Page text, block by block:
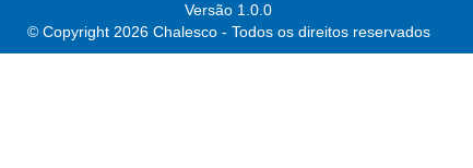
Versão 1.0.0
© Copyright 2026 Chalesco - Todos os direitos reservados